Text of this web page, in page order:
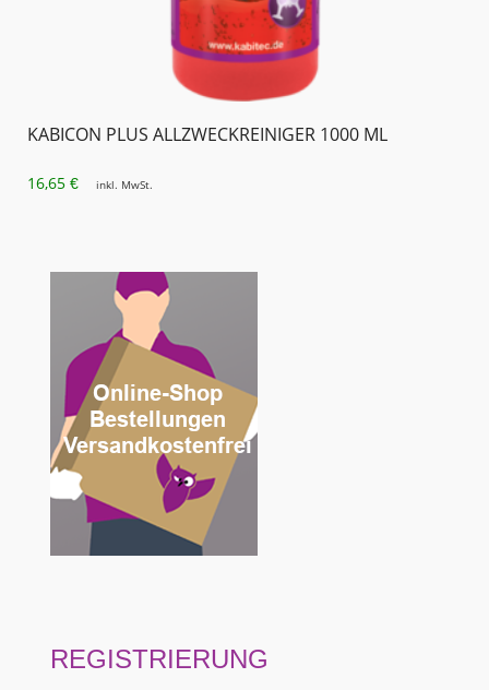
KABICON PLUS ALLZWECKREINIGER 1000 ML
16,65 € inkl. MwSt.
REGISTRIERUNG